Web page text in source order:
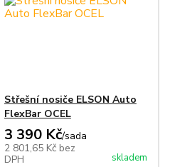
Střešní nosiče ELSON Auto
FlexBar OCEL
3 390 Kč/sada
2 801,65 Kč bez
DPH
skladem